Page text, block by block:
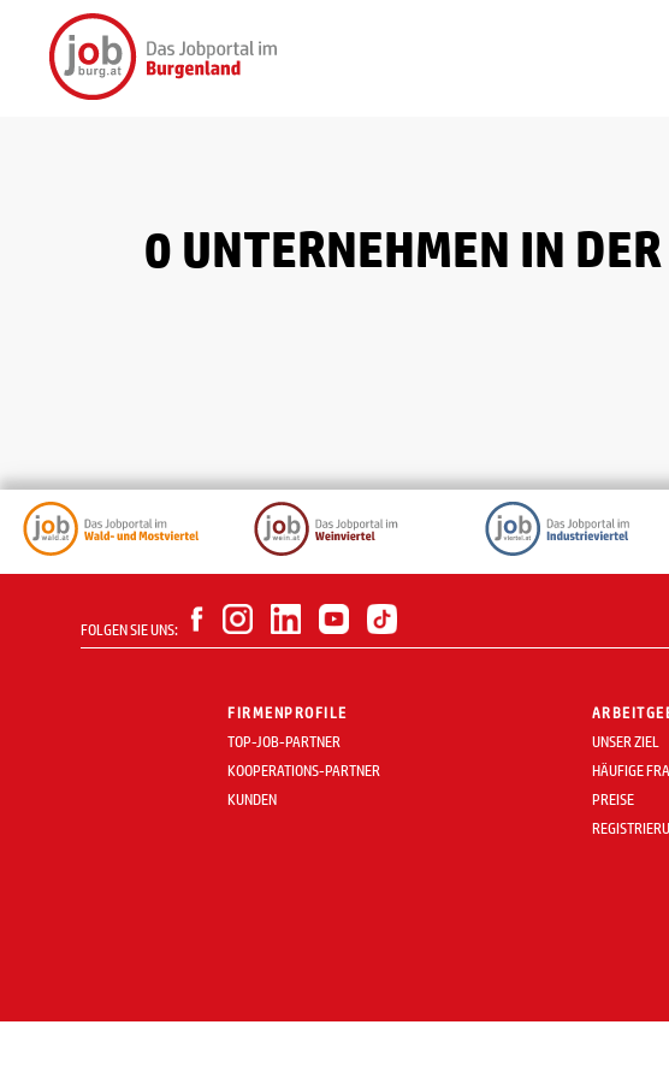
0 UNTERNEHMEN IN
FOLGEN SIE UNS:
FIRMENPROFILE
TOP-JOB-PARTNER
KOOPERATIONS-PARTNER
KUNDEN
UNSER ZIEL
HÄUFIGE
PREISE